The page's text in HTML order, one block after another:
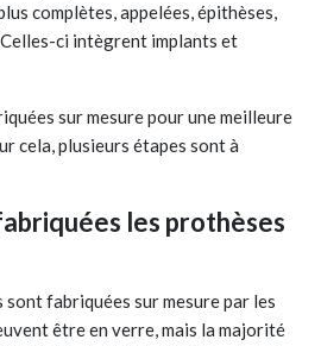
complètes, appelées, épithèses,
ci intègrent implants et
sur mesure pour une meilleure
cela, plusieurs étapes sont à
les prothèses
fabriquées sur mesure par les
être en verre, mais la majorité